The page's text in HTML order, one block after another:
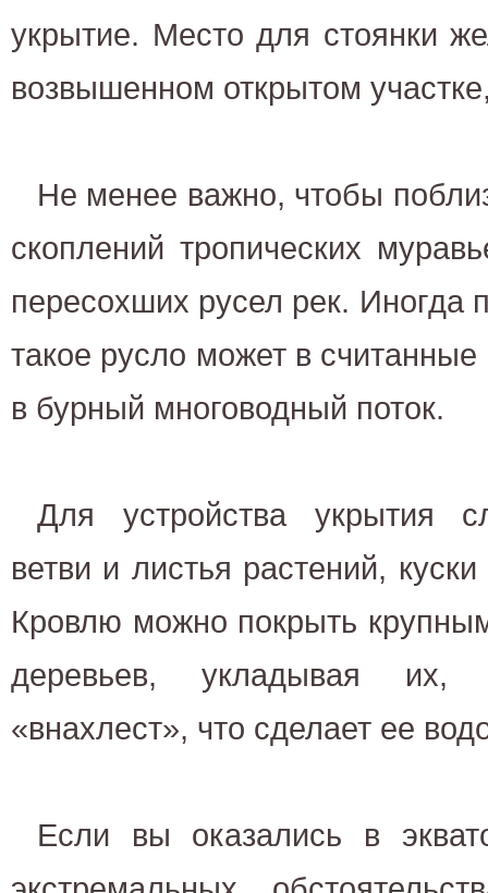
укрытие. Место для стоянки
возвышенном открытом
Не менее важно, чтобы
скоплений тропических
пересохших русел рек. Иногда
такое русло может в
в бурный многоводный поток.
Для устройства укрытия
ветви и листья растений,
Кровлю можно покрыть
деревьев, укладывая
«внахлест», что сделает ее
Если вы оказались в